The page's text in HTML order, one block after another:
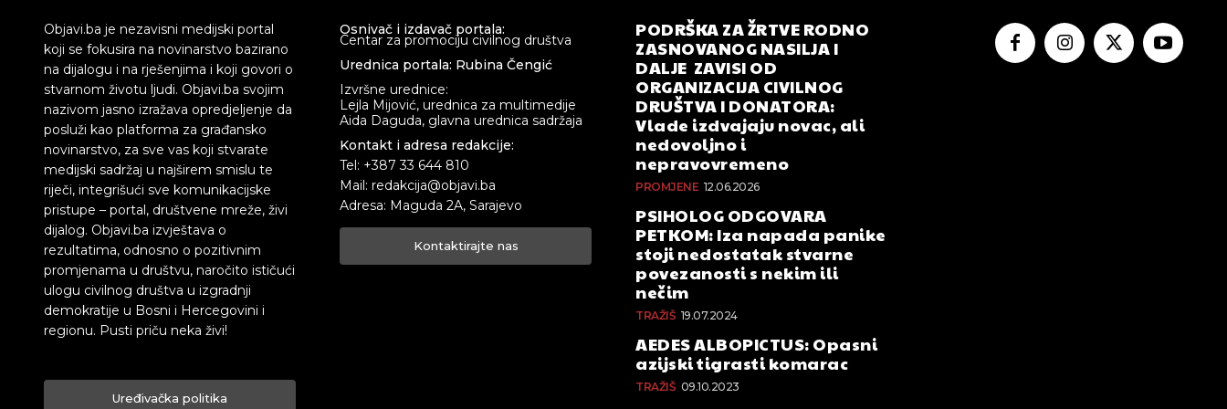
Objavi.ba je nezavisni medijski portal
koji se fokusira na novinarstvo bazirano
na dijalogu i na rješenjima i koji govori o
stvarnom životu ljudi. Objavi.ba svojim
nazivom jasno izražava opredjeljenje da
posluži kao platforma za građansko
novinarstvo, za sve vas koji stvarate
medijski sadržaj u najširem smislu te
riječi, integrišući sve komunikacijske
pristupe – portal, društvene mreže, živi
dijalog. Objavi.ba izvještava o
rezultatima, odnosno o pozitivnim
promjenama u društvu, naročito ističući
ulogu civilnog društva u izgradnji
demokratije u Bosni i Hercegovini i
regionu. Pusti priču neka živi!
Uređivačka politika
Osnivač i izdavač portala:
Centar za promociju civilnog društva
Urednica portala: Rubina Čengić
Izvršne urednice:
Lejla Mijović, urednica za multimedije
Aida Daguda, glavna urednica sadržaja
Kontakt i adresa redakcije:
Tel: +387 33 644 810
Mail: redakcija@objavi.ba
Adresa: Maguda 2A, Sarajevo
Kontaktirajte nas
PODRŠKA ZA ŽRTVE RODNO
ZASNOVANOG NASILJA I
DALJE ZAVISI OD
ORGANIZACIJA CIVILNOG
DRUŠTVA I DONATORA:
Vlade izdvajaju novac, ali
nedovoljno i
nepravovremeno
PROMJENE 12.06.2026
PSIHOLOG ODGOVARA
PETKOM: Iza napada panike
stoji nedostatak stvarne
povezanosti s nekim ili
nečim
TRAŽIŠ 19.07.2024
AEDES ALBOPICTUS: Opasni
azijski tigrasti komarac
TRAŽIŠ 09.10.2023